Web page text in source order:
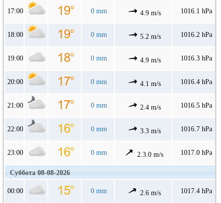
17:00 0 mm 4.9 m/s 1016.1 hPa
18:00 0 mm 5.2 m/s 1016.2 hPa
19:00 0 mm 4.9 m/s 1016.3 hPa
20:00 0 mm 4.1 m/s 1016.4 hPa
21:00 0 mm 2.4 m/s 1016.5 hPa
22:00 0 mm 3.3 m/s 1016.7 hPa
23:00 0 mm 2.3.0 m/s 1017.0 hPa
Суббота 08-08-2026
00:00 0 mm 2.6 m/s 1017.4 hPa